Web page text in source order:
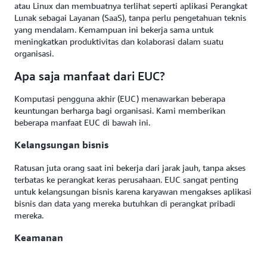
atau Linux dan membuatnya terlihat seperti aplikasi Perangkat
Lunak sebagai Layanan (SaaS), tanpa perlu pengetahuan teknis
yang mendalam. Kemampuan ini bekerja sama untuk
meningkatkan produktivitas dan kolaborasi dalam suatu
organisasi.
Apa saja manfaat dari EUC?
Komputasi pengguna akhir (EUC) menawarkan beberapa
keuntungan berharga bagi organisasi. Kami memberikan
beberapa manfaat EUC di bawah ini.
Kelangsungan bisnis
Ratusan juta orang saat ini bekerja dari jarak jauh, tanpa akses
terbatas ke perangkat keras perusahaan. EUC sangat penting
untuk kelangsungan bisnis karena karyawan mengakses aplikasi
bisnis dan data yang mereka butuhkan di perangkat pribadi
mereka.
Keamanan